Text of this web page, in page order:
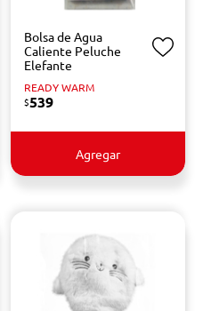
Bolsa de Agua
Caliente Peluche
Elefante
READY WARM
$539
Agregar